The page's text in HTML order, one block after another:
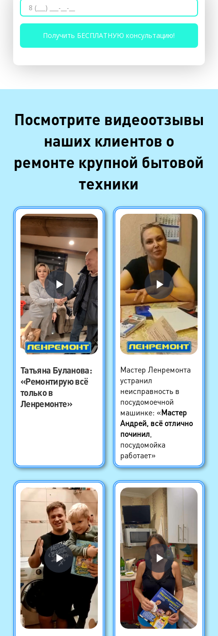
Посмотрите видеоотзывы
наших клиентов о
ремонте крупной бытовой
техники
Татьяна Буланова:
«Ремонтирую всё
только в
Ленремонте»
Мастер Ленремонта
устранил
неисправность в
посудомоечной
машинке: «Мастер
Андрей, всё отлично
починил,
посудомойка
работает»